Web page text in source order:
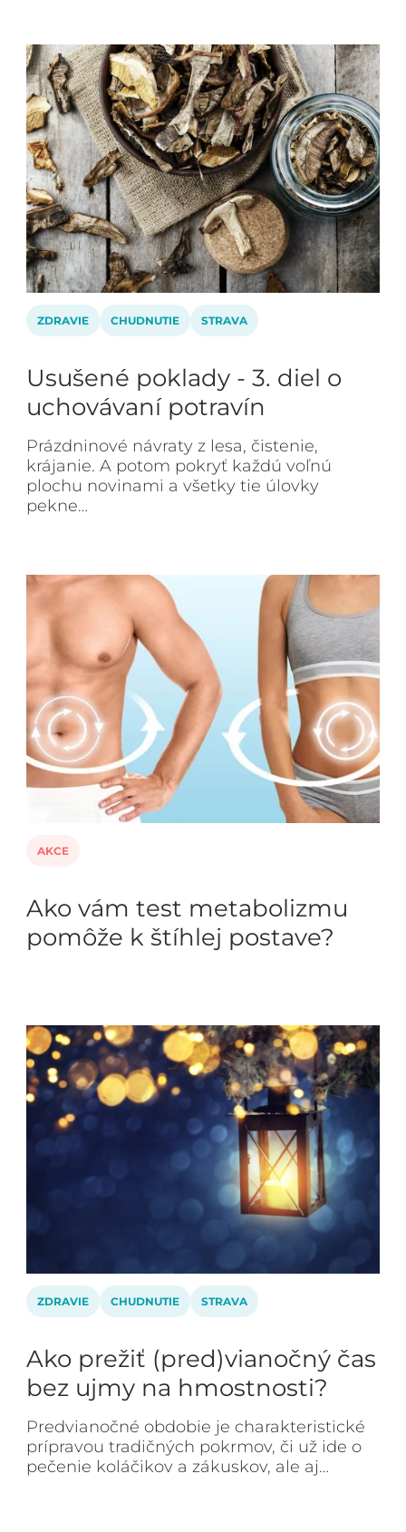
ZDRAVIE CHUDNUTIE STRAVA
Usušené poklady - 3. diel o
uchovávaní potravín
Prázdninové návraty z lesa, čistenie,
krájanie. A potom pokryť každú voľnú
plochu novinami a všetky tie úlovky
pekne…
AKCE
Ako vám test metabolizmu
pomôže k štíhlej postave?
ZDRAVIE CHUDNUTIE STRAVA
Ako prežiť (pred)vianočný čas
bez ujmy na hmostnosti?
Predvianočné obdobie je charakteristické
prípravou tradičných pokrmov, či už ide o
pečenie koláčikov a zákuskov, ale aj…